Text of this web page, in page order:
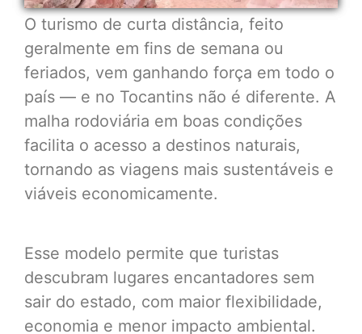
O turismo de curta distância, feito
geralmente em fins de semana ou
feriados, vem ganhando força em todo o
país — e no Tocantins não é diferente. A
malha rodoviária em boas condições
facilita o acesso a destinos naturais,
tornando as viagens mais sustentáveis e
viáveis economicamente.
Esse modelo permite que turistas
descubram lugares encantadores sem
sair do estado, com maior flexibilidade,
economia e menor impacto ambiental.